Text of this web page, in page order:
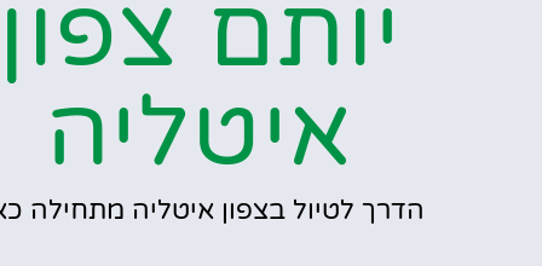
יותם
איטליה
הדרך לטיול בצפון איטליה מתחילה